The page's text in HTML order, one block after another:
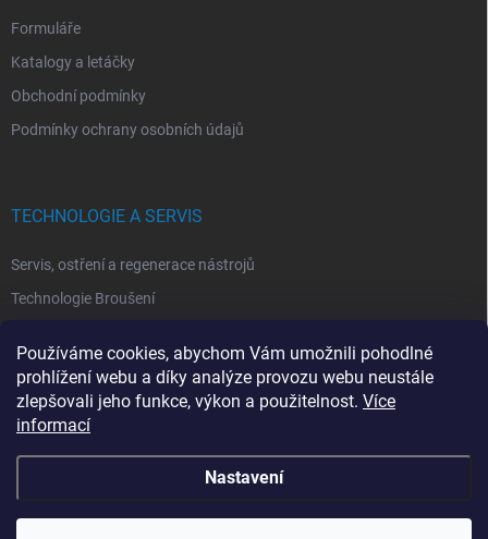
Používáme cookies, abychom Vám umožnili pohodlné
prohlížení webu a díky analýze provozu webu neustále
zlepšovali jeho funkce, výkon a použitelnost. Více
informací
Nastavení
Formuláře
Katalogy a letáčky
Obchodní podmínky
Podmínky ochrany osobních údajů
TECHNOLOGIE A SERVIS
Servis, ostření a regenerace nástrojů
Technologie Broušení
Technologie Laserová Ablace
Copyright 2026ITA TOOLS ČESKO. Všechna práva vyhrazena.Upravit